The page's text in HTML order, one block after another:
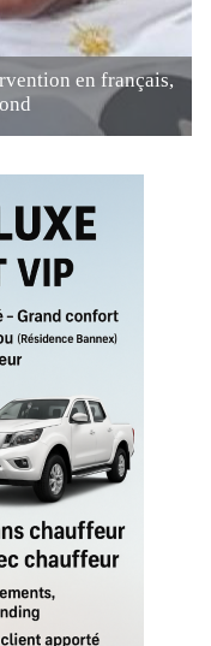
en français,